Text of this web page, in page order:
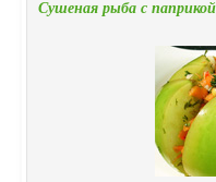
Сушеная рыба с паприкой